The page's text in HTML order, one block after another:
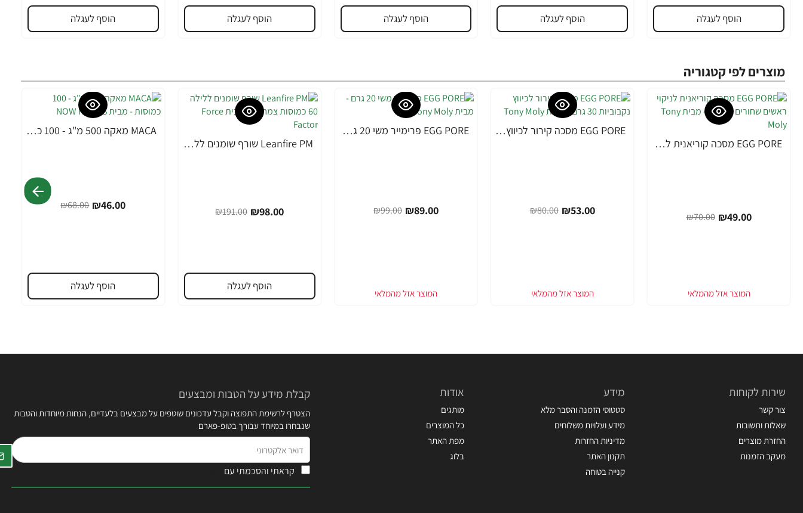
הוסף לעגלה הוסף לעגלה הוסף לעגלה הוסף לעגלה הוסף לעגלה
מוצרים לפי קטגוריה
-30% EGG PORE מסכה קוריאנית לניקוי ראשים שחורים 30 גרם - מבית Tony Moly
₪49.00
₪70.00
-34% EGG PORE מסכה קירור לכיווץ נקבוביות 30 גרם - מבית Tony Moly
₪53.00
₪80.00
-10% EGG PORE פרימייר משי 20 גרם - מבית Tony Moly
₪89.00
₪99.00
-49% Leanfire PM שורף שומנים ללילה 60 כמוסות צמחיות - מבית Force Factor
₪98.00
₪191.00
הוסף לעגלה
-32% MACA מאקה 500 מ"ג - 100 כמוסות - מבית NOW FOODS
₪46.00
₪68.00
הוסף לעגלה
שירות לקוחות
צור קשר
שאלות ותשובות
החזרת מוצרים
מעקב הזמנות
מידע
סטטוסי הזמנה והסבר מלא
מידע ועלויות משלוחים
מדיניות החזרות
תקנון האתר
קנייה בטוחה
אודות
מותגים
כל המוצרים
מפת האתר
בלוג
קבלת מידע על הטבות ומבצעים
הצטרף לרשימת התפוצה וקבל עדכונים שוטפים על מבצעים בלעדיים, הנחות מיוחדות והטבות
שנבחרו במיוחד עבורך בטופ-פארם
אלקטרוני
קראתי והסכמתי עם